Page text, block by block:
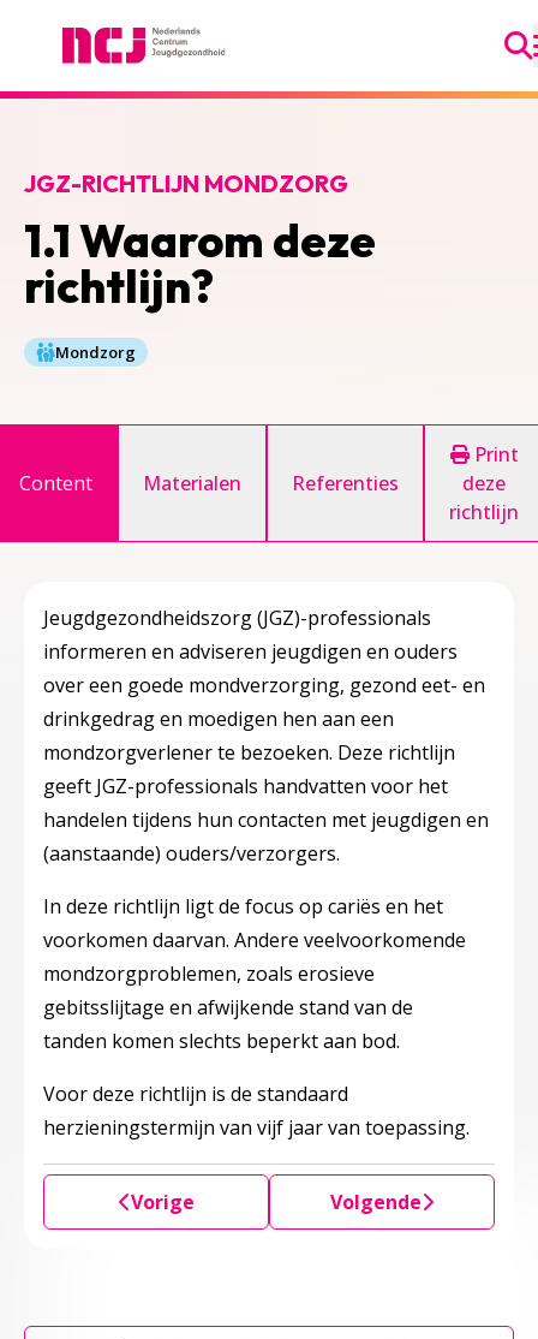
1.1 Waarom deze
richtlijn?
JGZ-RICHTLIJN MONDZORG
Mondzorg
Content Materialen Referenties
Print
deze
richtlijn
Jeugdgezondheidszorg (JGZ)-professionals
informeren en adviseren jeugdigen en ouders
over een goede mondverzorging, gezond eet- en
drinkgedrag en moedigen hen aan een
mondzorgverlener te bezoeken. Deze richtlijn
geeft JGZ-professionals handvatten voor het
handelen tijdens hun contacten met jeugdigen en
(aanstaande) ouders/verzorgers.
In deze richtlijn ligt de focus op cariës en het
voorkomen daarvan. Andere veelvoorkomende
mondzorgproblemen, zoals erosieve
gebitsslijtage en afwijkende stand van de
tanden komen slechts beperkt aan bod.
Voor deze richtlijn is de standaard
herzieningstermijn van vijf jaar van toepassing.
Vorige Volgende